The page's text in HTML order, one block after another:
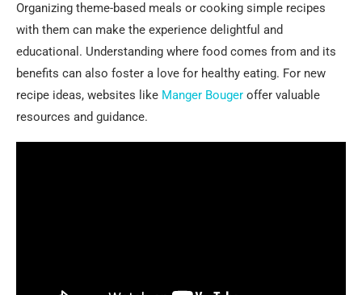
Organizing theme-based meals or cooking simple recipes
with them can make the experience delightful and
educational. Understanding where food comes from and its
benefits can also foster a love for healthy eating. For new
recipe ideas, websites like Manger Bouger offer valuable
resources and guidance.